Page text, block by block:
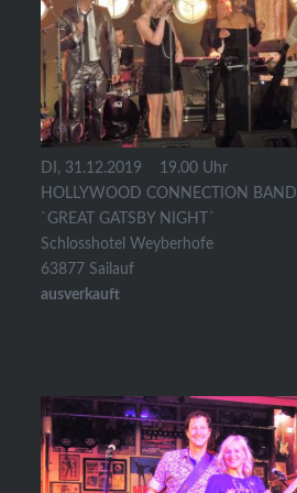
DI, 31.12.2019 19.00 Uhr
HOLLYWOOD CONNECTION BAND
`GREAT GATSBY NIGHT´
Schlosshotel Weyberhofe
63877 Sailauf
ausverkauft